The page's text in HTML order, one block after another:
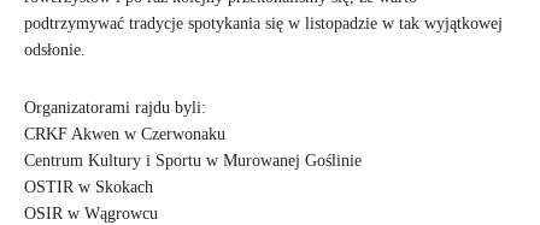
podtrzymywać tradycje spotykania się w listopadzie w tak wyjątkowej
odsłonie.
Organizatorami rajdu byli:
CRKF Akwen w Czerwonaku
Centrum Kultury i Sportu w Murowanej Goślinie
OSTIR w Skokach
OSIR w Wągrowcu